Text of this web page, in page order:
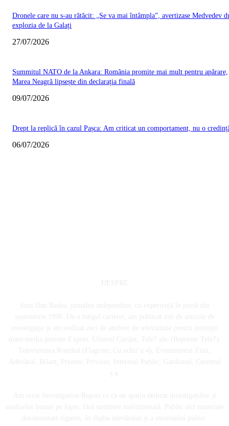
Dronele care nu s-au rătăcit: „Se va mai întâmpla”, avertizase Medvedev
explozia de la Galați
27/07/2026
Summitul NATO de la Ankara: România promite mai mult pentru apărare,
Marea Neagră lipsește din declarația finală
09/07/2026
Drept la replică în cazul Pașca: Am criticat un comportament, nu o
06/07/2026